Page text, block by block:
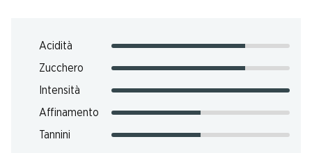
Acidità
Zucchero
Intensità
Affinamento
Tannini